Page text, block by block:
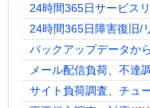
24時間365日サービス
24時間365日障害復旧/
バックアップデータか
メール配信負荷、不達
サイト負荷調査、チュ